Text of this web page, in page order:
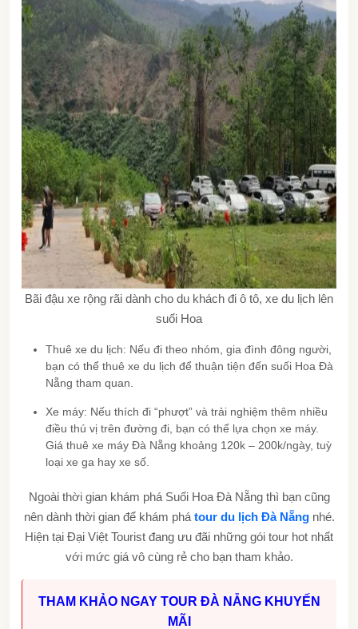
Bãi đậu xe rộng rãi dành cho du khách đi ô tô, xe du lịch lên
suối Hoa
Thuê xe du lịch: Nếu đi theo nhóm, gia đình đông người,
bạn có thể thuê xe du lịch để thuận tiện đến suối Hoa Đà
Nẵng tham quan.
Xe máy: Nếu thích đi “phượt” và trải nghiệm thêm nhiều
điều thú vị trên đường đi, bạn có thể lựa chọn xe máy.
Giá thuê xe máy Đà Nẵng khoảng 120k – 200k/ngày, tuỳ
loại xe ga hay xe số.
Ngoài thời gian khám phá Suối Hoa Đà Nẵng thì bạn cũng
nên dành thời gian để khám phá tour du lịch Đà Nẵngnhé.
Hiện tại Đại Việt Tourist đang ưu đãi những gói tour hot nhất
với mức giá vô cùng rẻ cho bạn tham khảo.
THAM KHẢO NGAY TOUR ĐÀ NẴNG KHUYẾN
MÃI